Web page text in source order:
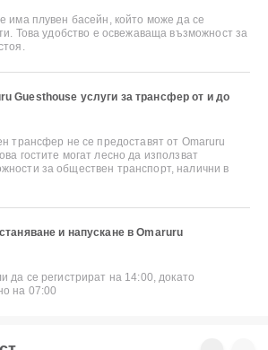
има плувен басейн, който може да се
Това удобство е освежаваща възможност за
Guesthouse услуги за трансфер от и до
трансфер не се предоставят от Omaruru
гостите могат лесно да използват
за обществен транспорт, налични в
и напускане в Omaruru
да се регистрират на 14:00, докато
на 07:00